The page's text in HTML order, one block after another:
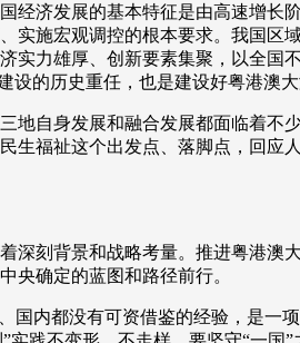
济发展的基本特征是由高速增长
施宏观调控的根本要求。我国区
力雄厚、创新要素集聚，以全国
的历史重任，也是建设好粤港澳大
自身发展和融合发展都面临着不
生福祉这个出发点、落脚点，回应
刻背景和战略考量。推进粤港澳
央确定的蓝图和路径前行。
内都没有可资借鉴的经验，是一